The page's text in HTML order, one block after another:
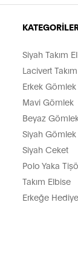
Siyah Takım
Lacivert
Erkek Gömlek
Mavi Gömlek
Beyaz
Siyah Gömlek
Siyah Ceket
Polo Yaka
Takım Elbise
Erkeğe Hediye